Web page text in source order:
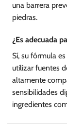
una barrera
piedras.
¿Es adecuada
Sí, su fórmula
utilizar fuentes
altamente
sensibilidades
ingredientes